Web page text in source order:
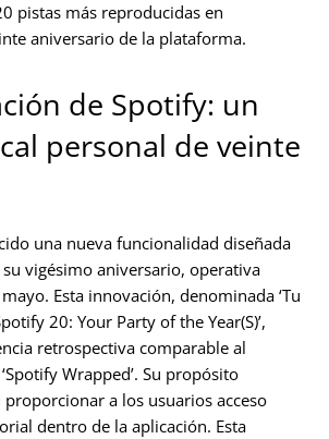
pistas más reproducidas en
aniversario de la plataforma.
de Spotify: un
personal de veinte
una nueva funcionalidad diseñada
vigésimo aniversario, operativa
Esta innovación, denominada ‘Tu
20: Your Party of the Year(S)’,
retrospectiva comparable al
Wrapped’. Su propósito
a los usuarios acceso
dentro de la aplicación. Esta